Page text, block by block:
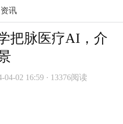
资讯
把脉医疗AI，介
04-02 16:59 · 13376阅读